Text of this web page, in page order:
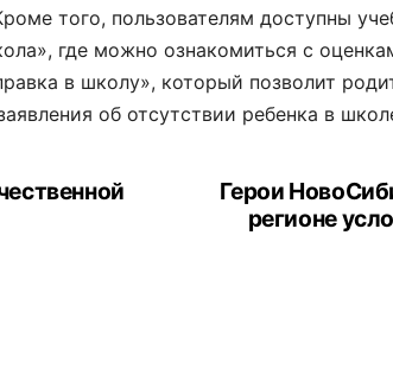
того, пользователям доступны
где можно ознакомиться с
в школу», который позволит
об отсутствии ребенка в
Герои
регионе